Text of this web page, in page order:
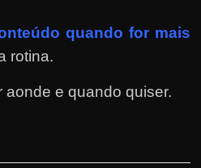
quando for mais
rotina.
aonde e quando quiser.